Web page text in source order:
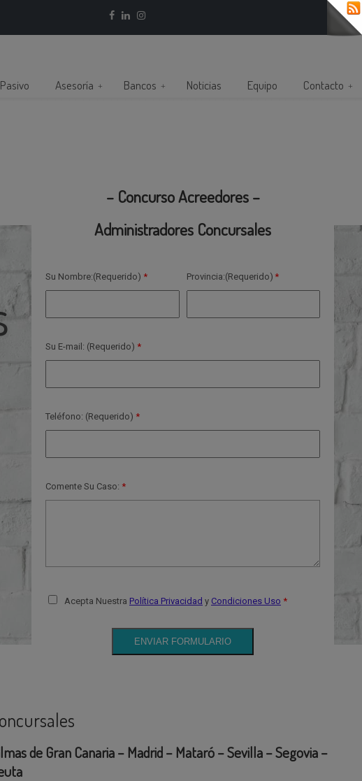
Asesoría Bancos Noticias Equipo Contacto
– Concurso Acreedores –
Administradores Concursales
Su Nombre:(Requerido) Provincia:(Requerido)
Su E-mail: (Requerido)
Teléfono: (Requerido)
Comente Su Caso:
Acepta Nuestra Política Privacidad y Condiciones Uso
de Gran Canaria – Madrid – Mataró – Sevilla – Segovia –